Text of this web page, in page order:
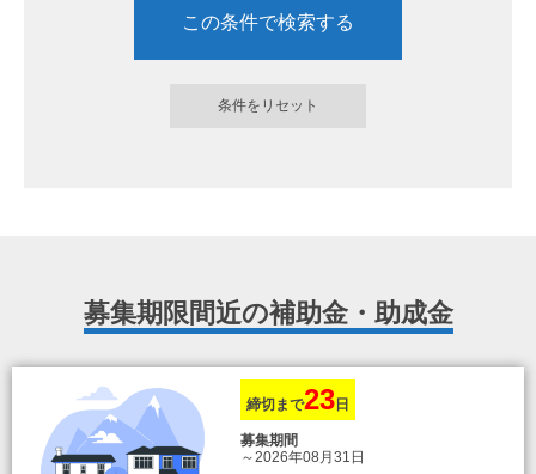
募集期限間近の補助金・助成金
締切まで23日
募集期間
～2026年08月31日